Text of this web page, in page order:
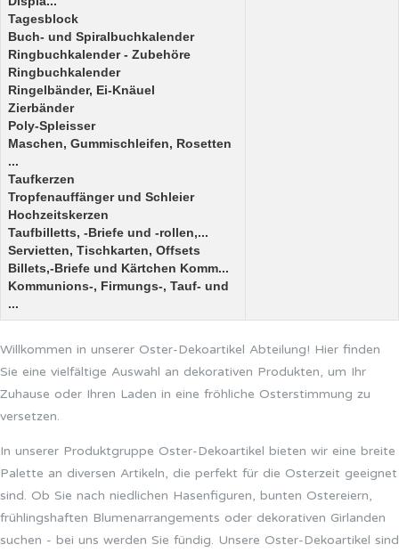
Tagesblock
Buch- und Spiralbuchkalender
Ringbuchkalender - Zubehöre
Ringbuchkalender
Ringelbänder, Ei-Knäuel
Zierbänder
Poly-Spleisser
Maschen, Gummischleifen, Rosetten
...
Taufkerzen
Tropfenauffänger und Schleier
Hochzeitskerzen
Taufbilletts, -Briefe und -rollen,...
Servietten, Tischkarten, Offsets
Billets,-Briefe und Kärtchen Komm...
Kommunions-, Firmungs-, Tauf- und
...
Willkommen in unserer Oster-Dekoartikel Abteilung! Hier finden
Sie eine vielfältige Auswahl an dekorativen Produkten, um Ihr
Zuhause oder Ihren Laden in eine fröhliche Osterstimmung zu
versetzen.
In unserer Produktgruppe Oster-Dekoartikel bieten wir eine breite
Palette an diversen Artikeln, die perfekt für die Osterzeit geeignet
sind. Ob Sie nach niedlichen Hasenfiguren, bunten Ostereiern,
frühlingshaften Blumenarrangements oder dekorativen Girlanden
suchen - bei uns werden Sie fündig. Unsere Oster-Dekoartikel sind